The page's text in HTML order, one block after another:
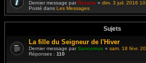
Dernier message parResane « dim. 3 juil. 2016
Posté dans Les Messages
Sujets
La fille du Seigneur de l'Hiver
Dernier message parSancemus « sam. 18 févr.
Réponses : 110